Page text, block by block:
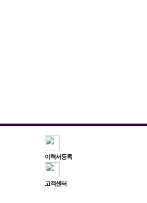
이력서등록
고객센터